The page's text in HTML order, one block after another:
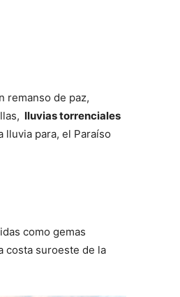
remanso de paz,
lluvias torrenciales
lluvia para, el Paraíso
como gemas
costa suroeste de la